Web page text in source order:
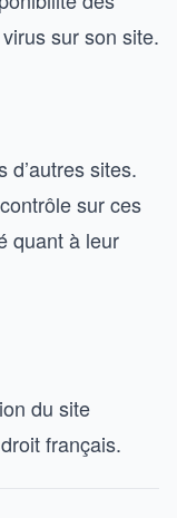
sur son site.
d’autres sites.
sur ces
quant à leur
du site
français.